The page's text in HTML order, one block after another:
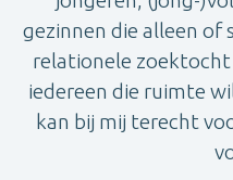
gezinnen die alleen of
relationele zoektocht
iedereen die ruimte
kan bij mij terecht